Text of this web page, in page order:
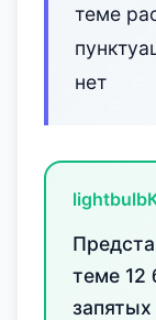
теме
нет
lightbulb
теме 12